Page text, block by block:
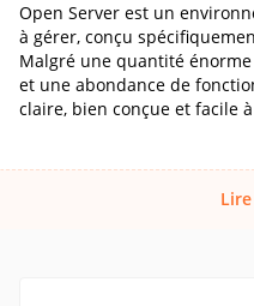
Open Server est un
à gérer, conçu
Malgré une quantité
et une abondance de
claire, bien conçue et facile